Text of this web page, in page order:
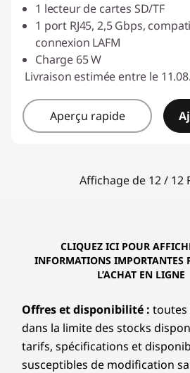
1 lecteur de cartes SD/TF
1 port RJ45, 2,5 Gbps,
connexion LAFM
Charge 65 W
Livraison estimée entre le
Aperçu rapide
Affichage de 12 / 12
CLIQUEZ ICI POUR
INFORMATIONS IMPORTANTES
L’ACHAT EN LIGNE
Offres et disponibilité : toutes
dans la limite des stocks
tarifs, spécifications et
susceptibles de modification